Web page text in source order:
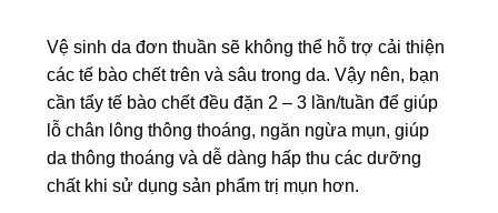
Vệ sinh da đơn thuần sẽ không thể hỗ trợ cải thiện
các tế bào chết trên và sâu trong da. Vậy nên, bạn
cần tẩy tế bào chết đều đặn 2 – 3 lần/tuần để giúp
lỗ chân lông thông thoáng, ngăn ngừa mụn, giúp
da thông thoáng và dễ dàng hấp thu các dưỡng
chất khi sử dụng sản phẩm trị mụn hơn.